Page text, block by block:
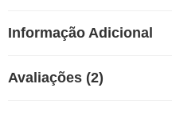
Informação Adicional
Avaliações (2)